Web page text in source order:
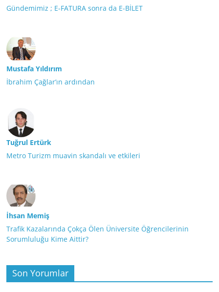
Gündemimiz ; E-FATURA sonra da E-BİLET
Mustafa Yıldırım
İbrahim Çağlar’ın ardından
Tuğrul Ertürk
Metro Turizm muavin skandalı ve etkileri
İhsan Memiş
Trafik Kazalarında Çokça Ölen Üniversite Öğrencilerinin
Sorumluluğu Kime Aittir?
Son Yorumlar